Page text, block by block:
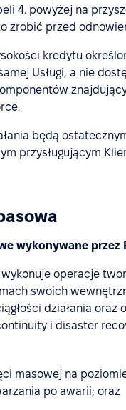
4. powyżej na
zrobić przed
kredytu
Usługi, a nie
będą
przysługującym
wykonywane przez
wykonuje operacje
swoich
działania oraz
i disaster
masowej na
po awarii; oraz